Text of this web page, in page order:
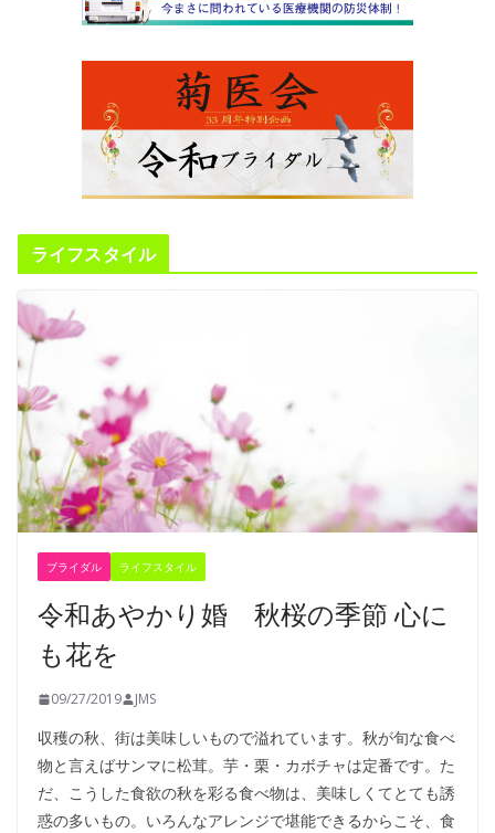
ライフスタイル
ブライダル ライフスタイル
令和あやかり婚 秋桜の季節 心に
も花を
09/27/2019 JMS
収穫の秋、街は美味しいもので溢れています。秋が旬な食べ
物と言えばサンマに松茸。芋・栗・カボチャは定番です。た
だ、こうした食欲の秋を彩る食べ物は、美味しくてとても誘
惑の多いもの。いろんなアレンジで堪能できるからこそ、食